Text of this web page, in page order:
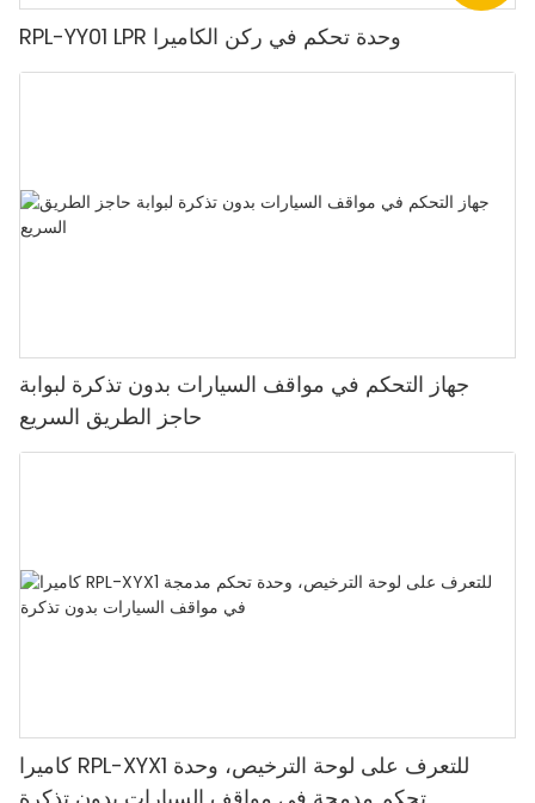
RPL-YY01 LPR وحدة تحكم في ركن الكاميرا
جهاز التحكم في مواقف السيارات بدون تذكرة لبوابة
حاجز الطريق السريع
كاميرا RPL-XYX1 للتعرف على لوحة الترخيص، وحدة